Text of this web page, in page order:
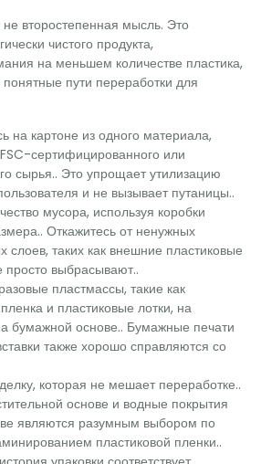
второстепенная мысль. Это
чистого продукта,
на меньшем количестве пластика,
пути переработки для
на картоне из одного материала,
сертифицированного или
сырья.. Это упрощает утилизацию
и не вызывает путаницы..
мусора, используя коробки
Откажитесь от ненужных
слоев, таких как внешние пластиковые
просто выбрасывают..
пластмассы, такие как
и пластиковые лотки, на
бумажной основе.. Бумажные печати
также хорошо справляются со
которая не мешает переработке..
основе и водные покрытия
являются разумным выбором по
пластиковой пленки..